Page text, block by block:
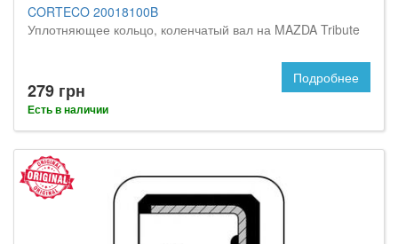
CORTECO 20018100B
Уплотняющее кольцо, коленчатый вал на MAZDA Tribute
279 грн
Есть в наличии
Подробнее